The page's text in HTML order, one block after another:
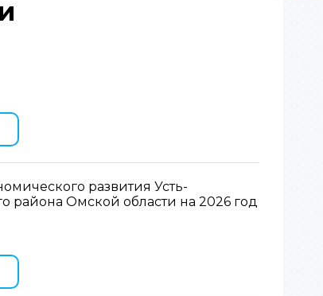
развития Усть-
района Омской области на 2026 год